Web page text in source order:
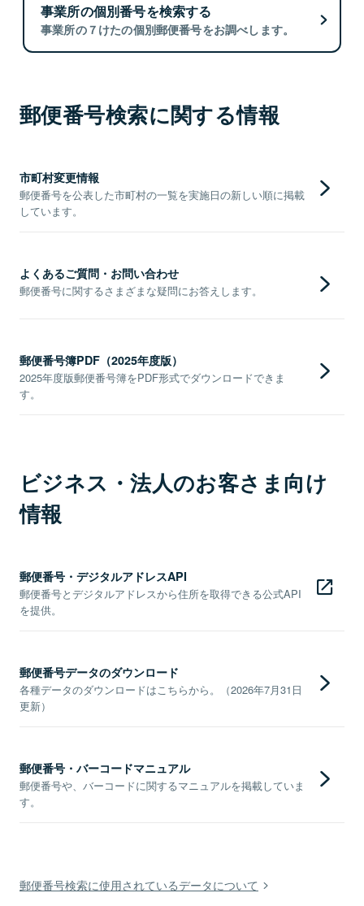
事業所の個別番号を検索する
事業所の７けたの個別郵便番号をお調べします。
郵便番号検索に関する情報
市町村変更情報
郵便番号を公表した市町村の一覧を実施日の新しい順に掲載
しています。
よくあるご質問・お問い合わせ
郵便番号に関するさまざまな疑問にお答えします。
郵便番号簿PDF（2025年度版）
2025年度版郵便番号簿をPDF形式でダウンロードできま
す。
ビジネス・法人のお客さま向け
情報
郵便番号・デジタルアドレスAPI
郵便番号とデジタルアドレスから住所を取得できる公式API
を提供。
郵便番号データのダウンロード
各種データのダウンロードはこちらから。（2026年7月31日
更新）
郵便番号・バーコードマニュアル
郵便番号や、バーコードに関するマニュアルを掲載していま
す。
郵便番号検索に使用されているデータについて